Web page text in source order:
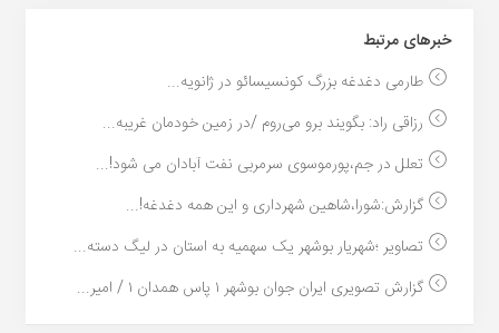
خبر‌های مرتبط
طارمی دغدغه بزرگ کونسیسائو در ژانویه...
رزاقی راد: بگویند برو می‌روم /در زمین خودمان غریبه...
تعلل در جم،پورموسوی سرمربی نفت آبادان می شود!...
گزارش:شورا،شاهین شهرداری و این همه دغدغه!...
تصاویر ؛شهریار بوشهر یک سهمیه به استان در لیگ دسته...
گزارش تصویری ایران جوان بوشهر ۱ پاس همدان ۱ / امیر...